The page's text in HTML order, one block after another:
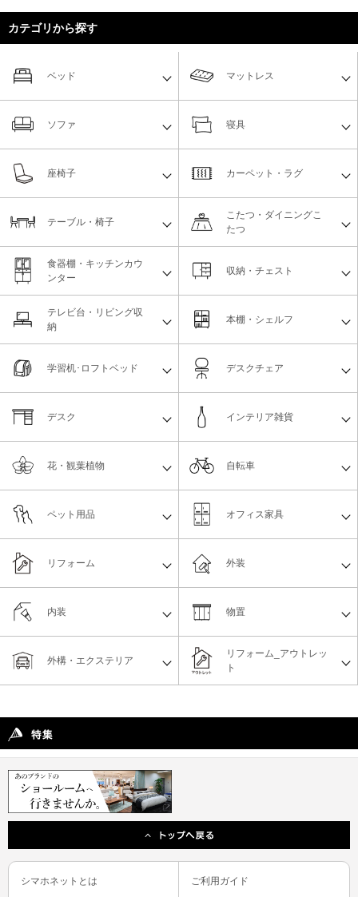
カテゴリから探す
ベッド マットレス
ソファ 寝具
座椅子 カーペット・ラグ
テーブル・椅子
こたつ・ダイニングこ
たつ
食器棚・キッチンカウ
ンター
収納・チェスト
テレビ台・リビング収
納
本棚・シェルフ
学習机･ロフトベッド デスクチェア
デスク インテリア雑貨
花・観葉植物 自転車
ペット用品 オフィス家具
リフォーム
リフォーム_アウトレッ
ト
物置
外構・エクステリア
外装
内装
シマホネットとは ご利用ガイド